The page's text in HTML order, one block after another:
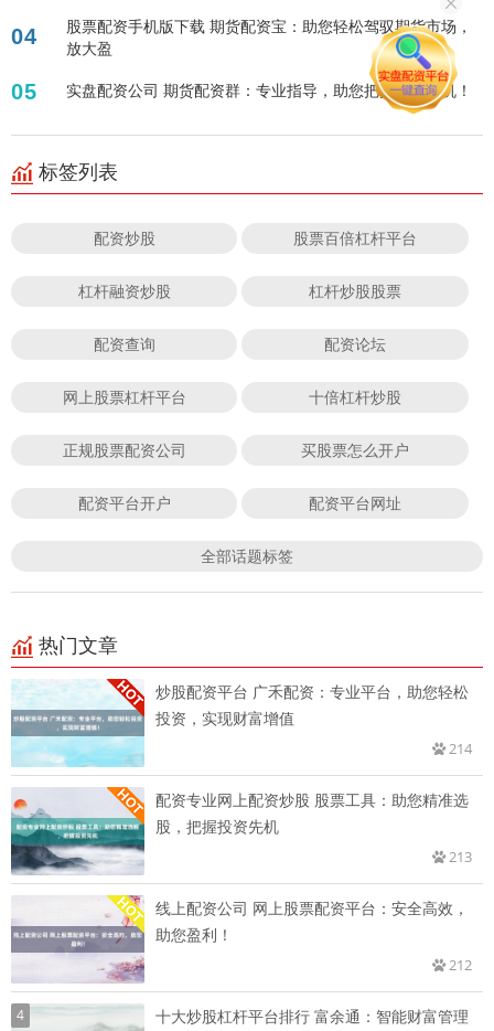
04
股票配资手机版下载 期货配资宝：助您轻松驾驭期货市场，
放大盈
05 实盘配资公司 期货配资群：专业指导，助您把握投资良机！
标签列表
配资炒股 股票百倍杠杆平台
杠杆融资炒股 杠杆炒股股票
配资查询 配资论坛
网上股票杠杆平台 十倍杠杆炒股
正规股票配资公司 买股票怎么开户
配资平台开户 配资平台网址
全部话题标签
热门文章
炒股配资平台 广禾配资：专业平台，助您轻松
投资，实现财富增值
214
配资专业网上配资炒股 股票工具：助您精准选
股，把握投资先机
213
线上配资公司 网上股票配资平台：安全高效，
助您盈利！
212
4
十大炒股杠杆平台排行 富余通：智能财富管理